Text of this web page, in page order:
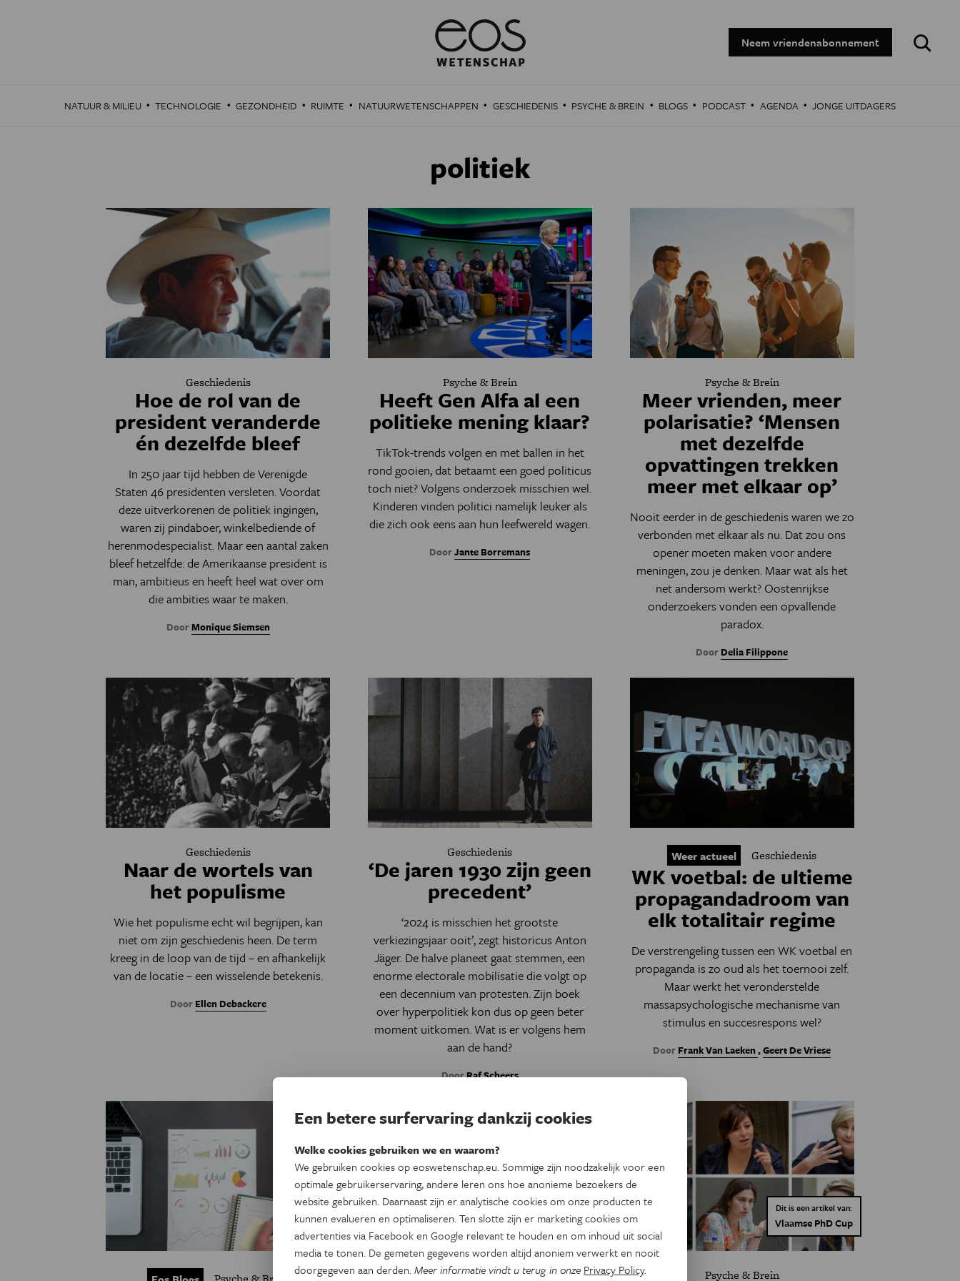
Neem vriendenabonnement
Zoeken:
NATUUR & MILIEU · TECHNOLOGIE · GEZONDHEID · RUIMTE · NATUURWETENSCHAPPEN · GESCHIEDENIS · PSYCHE & BREIN · BLOGS · PODCAST · AGENDA · JONGE UITDAGERS
politiek
Geschiedenis
Hoe de rol van de
president veranderde
én dezelfde bleef
In 250 jaar tijd hebben de Verenigde
Staten 46 presidenten versleten. Voordat
deze uitverkorenen de politiek ingingen,
waren zij pindaboer, winkelbediende of
herenmodespecialist. Maar een aantal zaken
bleef hetzelfde: de Amerikaanse president is
man, ambitieus en heeft heel wat over om
die ambities waar te maken.
DoorMonique Siemsen
Psyche & Brein
Heeft Gen Alfa al een
politieke mening klaar?
TikTok-trends volgen en met ballen in het
rond gooien, dat betaamt een goed politicus
toch niet? Volgens onderzoek misschien wel.
Kinderen vinden politici namelijk leuker als
die zich ook eens aan hun leefwereld wagen.
DoorJante Borremans
Psyche & Brein
Meer vrienden, meer
polarisatie? ‘Mensen
met dezelfde
opvattingen trekken
meer met elkaar op’
Nooit eerder in de geschiedenis waren we zo
verbonden met elkaar als nu. Dat zou ons
opener moeten maken voor andere
meningen, zou je denken. Maar wat als het
net andersom werkt? Oostenrijkse
onderzoekers vonden een opvallende
paradox.
Door Delia Filippone
Geschiedenis
Naar de wortels van
het populisme
Wie het populisme echt wil begrijpen, kan
niet om zijn geschiedenis heen. De term
kreeg in de loop van de tijd – en afhankelijk
van de locatie – een wisselende betekenis.
Door Ellen Debackere
Geschiedenis
‘De jaren 1930 zijn geen
precedent’
‘2024 is misschien het grootste
verkiezingsjaar ooit’, zegt historicus Anton
Jäger. De halve planeet gaat stemmen, een
enorme electorale mobilisatie die volgt op
een decennium van protesten. Zijn boek
over hyperpolitiek kon dus op geen beter
moment uitkomen. Wat is er volgens hem
aan de hand?
DoorRaf Scheers
Weer actueel Geschiedenis
WK voetbal: de ultieme
propagandadroom van
elk totalitair regime
De verstrengeling tussen een WK voetbal en
propaganda is zo oud als het toernooi zelf.
Maar werkt het veronderstelde
massapsychologische mechanisme van
stimulus en succesrespons wel?
Door Frank Van Laeken,Geert De Vriese
Natuur & Milieu
Dit is een artikel van:
Vlaamse PhD Cup
Psyche & Brein
Een betere surfervaring dankzij cookies
Welke cookies gebruiken we en waarom?
We gebruiken cookies op eoswetenschap.eu. Sommige zijn noodzakelijk voor een
optimale gebruikerservaring, andere leren ons hoe anonieme bezoekers de
website gebruiken. Daarnaast zijn er analytische cookies om onze producten te
kunnen evalueren en optimaliseren. Ten slotte zijn er marketing cookies om
advertenties via Facebook en Google relevant te houden en om inhoud uit social
media te tonen. De gemeten gegevens worden altijd anoniem verwerkt en nooit
doorgegeven aan derden.Meer informatie vindt u terug in onze Privacy Policy.